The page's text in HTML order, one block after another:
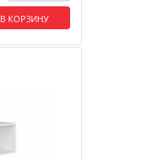
В КОРЗИНУ